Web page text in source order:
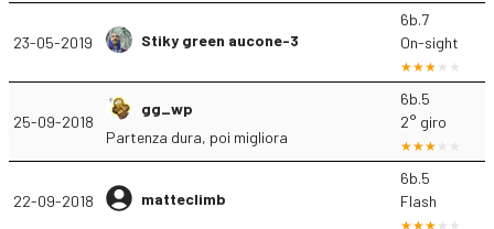
23-05-2019 Stiky green aucone-3
6b.7
On-sight
25-09-2018
gg_wp
Partenza dura, poi migliora
6b.5
2° giro
22-09-2018 matteclimb
6b.5
Flash